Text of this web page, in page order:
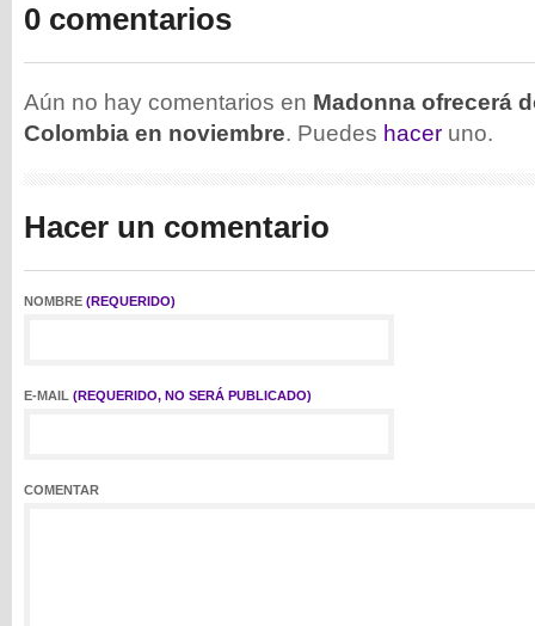
0 comentarios
Aún no hay comentarios en Madonna ofrecerá
Colombia en noviembre. Puedes hacer uno.
Hacer un comentario
NOMBRE (REQUERIDO)
E-MAIL (REQUERIDO, NO SERÁ PUBLICADO)
COMENTAR